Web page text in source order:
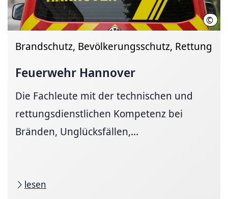
©
Brandschutz, Bevölkerungsschutz, Rettung
Feuerwehr Hannover
Die Fachleute mit der technischen und
rettungsdienstlichen Kompetenz bei
Bränden, Unglücksfällen,...
lesen